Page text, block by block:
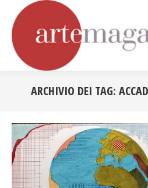
ARCHIVIO DEI TAG: